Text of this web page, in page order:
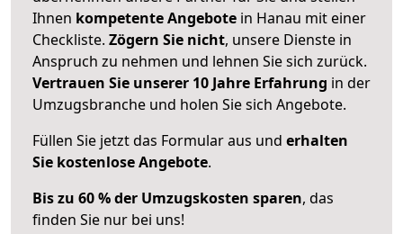
Ihnen kompetente Angebote in Hanau mit einer
Checkliste. Zögern Sie nicht, unsere Dienste in
Anspruch zu nehmen und lehnen Sie sich zurück.
Vertrauen Sie unserer 10 Jahre Erfahrung in der
Umzugsbranche und holen Sie sich Angebote.
Füllen Sie jetzt das Formular aus und erhalten
Sie kostenlose Angebote.
Bis zu 60 % der Umzugskosten sparen, das
finden Sie nur bei uns!